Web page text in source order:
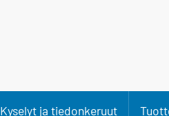
Kyselyt ja tiedonkeruut